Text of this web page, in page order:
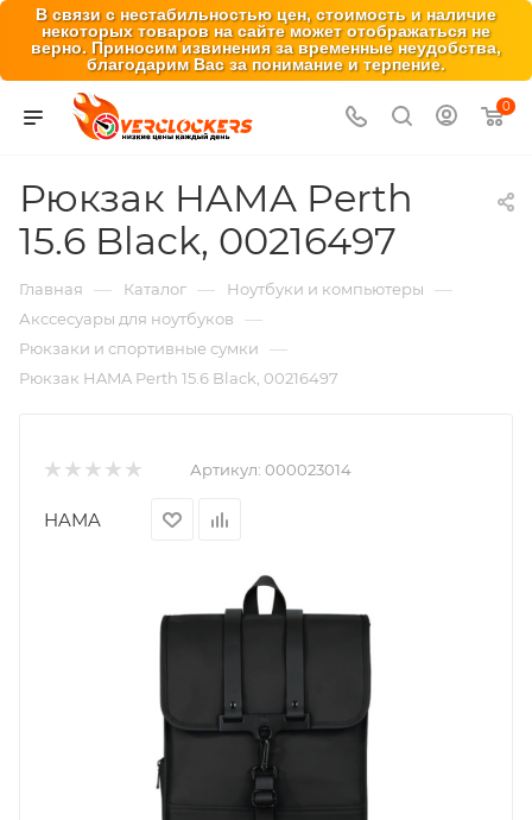
В связи с нестабильностью цен, стоимость и наличие
некоторых товаров на сайте может отображаться не
верно. Приносим извинения за временные неудобства,
благодарим Вас за понимание и терпение.
0
Рюкзак HAMA Perth
15.6 Black, 00216497
Главная — Каталог — Ноутбуки и компьютеры —
Акссесуары для ноутбуков —
Рюкзаки и спортивные сумки —
Рюкзак HAMA Perth 15.6 Black, 00216497
Артикул: 000023014
HAMA